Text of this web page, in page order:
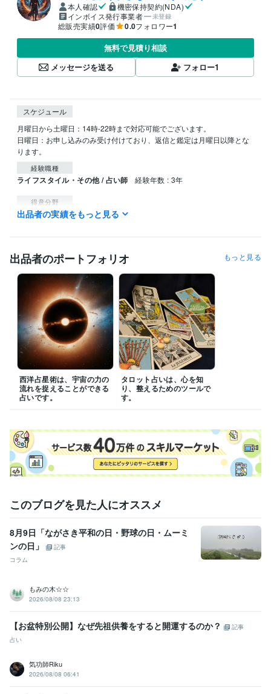
本人確認
機密保持契約(NDA)
インボイス発行事業者
未登録
総販売実績0評価 0.0フォロワー1
無料で見積り相談
メッセージを送る
フォロー1
スケジュール
月曜日から土曜日：14時-22時まで対応可能でございます。
日曜日：お申し込みのみ受け付けており、返信と鑑定は月曜日以降とな
ります。
経験職種
ライフスタイル・その他 / 占い師 経験年数 : 3年
得意分野
占い タロット占い 西洋占星術
語学力
出品者の実績をもっと見る
出品者のポートフォリオ もっと見る
西洋占星術は、宇宙の力の
流れを捉えることができる
占いです。
タロット占いは、心を知
り、整えるためのツールで
す。
このブログを見た人にオススメ
8月9日「ながさき平和の日・野球の日・ムーミ
ンの日」
記事
コラム
もみの木☆☆
2026/08/08 23:13
【お盆特別公開】なぜ先祖供養をすると開運するのか？
記事
占い
気功師Riku
2026/08/08 06:41